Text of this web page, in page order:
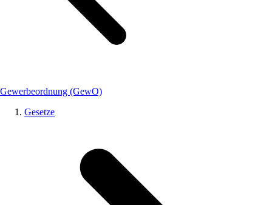
Gewerbeordnung (GewO)
Gesetze